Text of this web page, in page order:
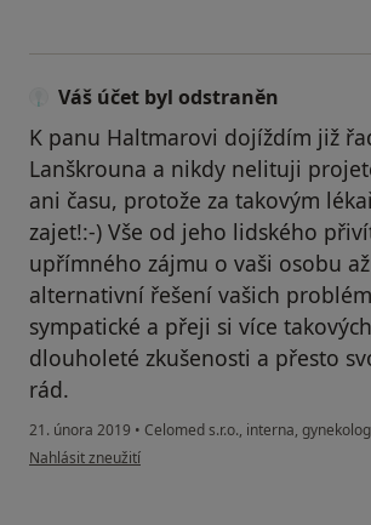
Váš účet byl odstraněn
K panu Haltmarovi dojíždím již
Lanškrouna a nikdy nelituji
ani času, protože za takovým
zajet!:-) Vše od jeho lidského
upřímného zájmu o vaši osobu
alternativní řešení vašich
sympatické a přeji si více
dlouholeté zkušenosti a přesto
rád.
21. února 2019 • Celomed s.r.o., interna,
podle názoru uživatele Váš účet byl odstraněn
Nahlásit zneužití